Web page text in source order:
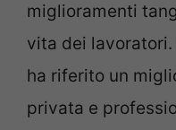
miglioramenti
vita dei lavoratori.
ha riferito un
privata e